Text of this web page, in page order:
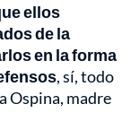
ellos
de la
en la forma
, sí, todo
Ospina, madre